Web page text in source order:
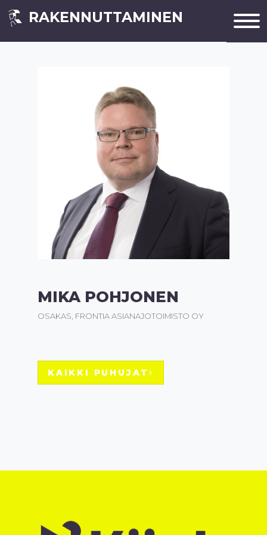
RAKENNUTTAMINEN
MIKA POHJONEN
OSAKAS, FRONTIA ASIANAJOTOIMISTO OY
KAIKKI PUHUJAT